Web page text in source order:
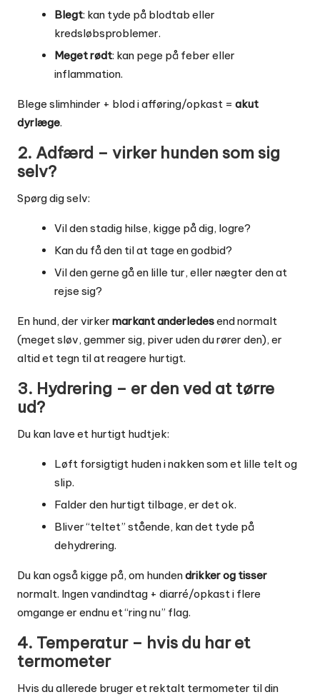
Blegt: kan tyde på blodtab eller
kredsløbsproblemer.
Meget rødt: kan pege på feber eller
inflammation.
Blege slimhinder + blod i afføring/opkast = akut
dyrlæge.
2. Adfærd – virker hunden som sig
selv?
Spørg dig selv:
Vil den stadig hilse, kigge på dig, logre?
Kan du få den til at tage en godbid?
Vil den gerne gå en lille tur, eller nægter den at
rejse sig?
En hund, der virker markant anderledesend normalt
(meget sløv, gemmer sig, piver uden du rører den), er
altid et tegn til at reagere hurtigt.
3. Hydrering – er den ved at tørre
ud?
Du kan lave et hurtigt hudtjek:
Løft forsigtigt huden i nakken som et lille telt og
slip.
Falder den hurtigt tilbage, er det ok.
Bliver “teltet” stående, kan det tyde på
dehydrering.
Du kan også kigge på, om hundendrikker og tisser
normalt. Ingen vandindtag + diarré/opkast i flere
omgange er endnu et “ring nu” flag.
4. Temperatur – hvis du har et
termometer
Hvis du allerede bruger et rektalt termometer til din